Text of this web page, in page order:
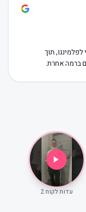
תוך
ברמה אחרת.
עדות לקוח 2